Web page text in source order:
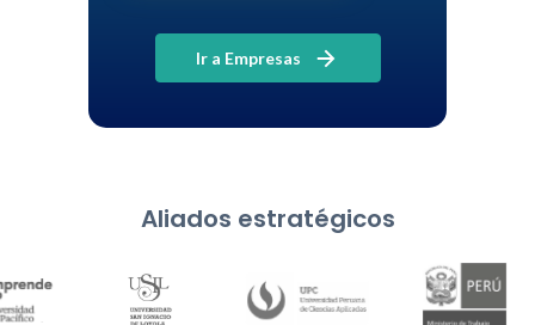
Ir a Empresas
Aliados estratégicos